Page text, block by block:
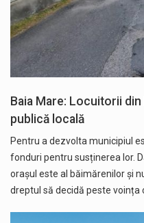
Baia Mare: Locuitorii
publică locală
Pentru a dezvolta municipiul
fonduri pentru susținerea lor.
orașul este al băimărenilor și
dreptul să decidă peste voința